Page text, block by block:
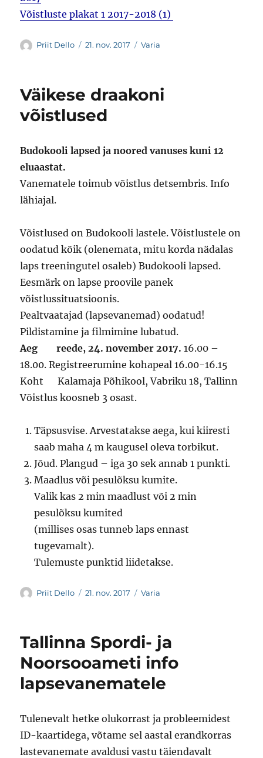
Võistluste plakat 1 2017-2018 (1)
Autor
Priit Dello Postitatud
21. nov. 2017 Rubriigid
Varia
Väikese draakoni
võistlused
Budokooli lapsed ja noored vanuses kuni 12
eluaastat.
Vanematele toimub võistlus detsembris. Info
lähiajal.
Võistlused on Budokooli lastele. Võistlustele on
oodatud kõik (olenemata, mitu korda nädalas
laps treeningutel osaleb) Budokooli lapsed.
Eesmärk on lapse proovile panek
võistlussituatsioonis.
Pealtvaatajad (lapsevanemad) oodatud!
Pildistamine ja filmimine lubatud.
Aeg reede, 24. november 2017. 16.00 –
18.00. Registreerumine kohapeal 16.00-16.15
Koht Kalamaja Põhikool, Vabriku 18, Tallinn
Võistlus koosneb 3 osast.
Täpsusvise. Arvestatakse aega, kui kiiresti
saab maha 4 m kaugusel oleva torbikut.
Jõud. Plangud – iga 30 sek annab 1 punkti.
Maadlus või pesulõksu kumite.
Valik kas 2 min maadlust või 2 min
pesulõksu kumited
(millises osas tunneb laps ennast
tugevamalt).
Tulemuste punktid liidetakse.
Autor
Priit Dello Postitatud
21. nov. 2017 Rubriigid
Varia
Tallinna Spordi- ja
Noorsooameti info
lapsevanematele
Tulenevalt hetke olukorrast ja probleemidest
ID-kaartidega, võtame sel aastal erandkorras
lastevanemate avaldusi vastu täiendavalt